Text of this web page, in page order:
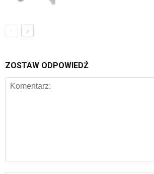
ZOSTAW ODPOWIEDŹ